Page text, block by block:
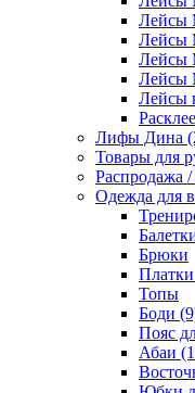
Лейсы
Лейсы
Лейсы
Лейсы
Лейсы
Лифы Дина
Товары для
Распродажа
Одежда для
Брюки
Топы
Боди
Пояс
Абаи